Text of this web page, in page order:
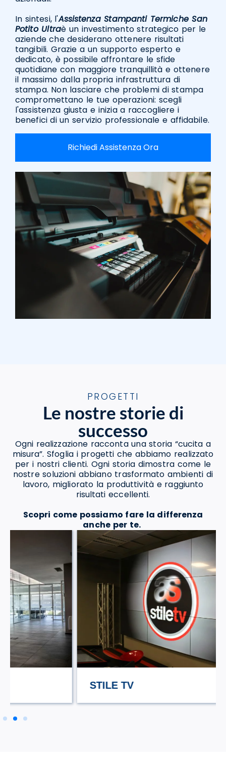
In sintesi, l'Assistenza Stampanti Termiche San
Potito Ultraè un investimento strategico per le
aziende che desiderano ottenere risultati
tangibili. Grazie a un supporto esperto e
dedicato, è possibile affrontare le sfide
quotidiane con maggiore tranquillità e ottenere
il massimo dalla propria infrastruttura di
stampa. Non lasciare che problemi di stampa
compromettano le tue operazioni: scegli
l'assistenza giusta e inizia a raccogliere i
benefici di un servizio professionale e affidabile.
Richiedi Assistenza Ora
PROGETTI
Le nostre storie di
successo
Ogni realizzazione racconta una storia “cucita a
misura”. Sfoglia i progetti che abbiamo realizzato
per i nostri clienti. Ogni storia dimostra come le
nostre soluzioni abbiano trasformato ambienti di
lavoro, migliorato la produttività e raggiunto
risultati eccellenti.
Scopri come possiamo fare la differenza
anche per te.